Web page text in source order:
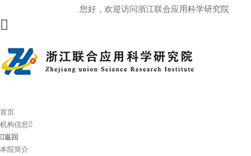
您好，欢迎访问浙江联合应用科学研究院
首页
机构信息
返回
本院简介